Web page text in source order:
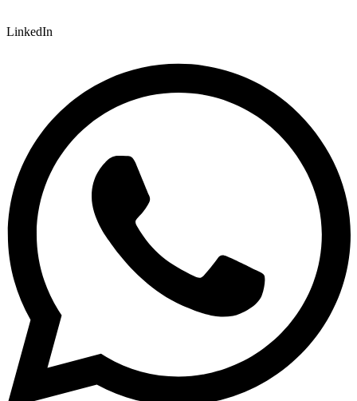
LinkedIn